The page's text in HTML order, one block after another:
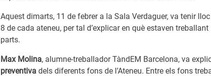
Aquest dimarts, 11 de febrer a la Sala Verdaguer, va tenir
8 de cada ateneu, per tal d’explicar en què estaven
parts.
Max Molina, alumne-treballador TàndEM Barcelona, va
preventiva dels diferents fons de l’Ateneu. Entre els fons